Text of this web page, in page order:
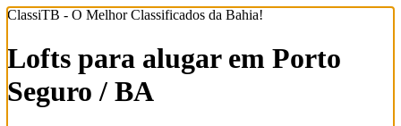
ClassiTB - O Melhor Classificados da Bahia!
Lofts para alugar em Porto
Seguro / BA